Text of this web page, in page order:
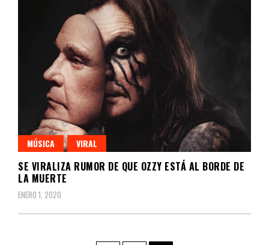
MÚSICA VIRAL
SE VIRALIZA RUMOR DE QUE OZZY ESTÁ AL BORDE DE
LA MUERTE
ENERO 1, 2020